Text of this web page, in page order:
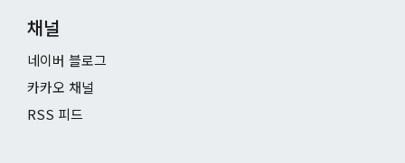
채널
네이버 블로그
카카오 채널
RSS 피드